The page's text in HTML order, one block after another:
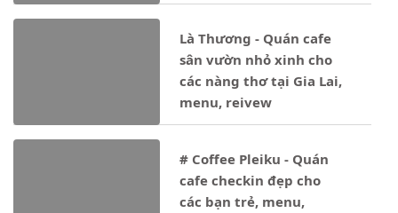
Là Thương - Quán cafe
sân vườn nhỏ xinh cho
các nàng thơ tại Gia Lai,
menu, reivew
# Coffee Pleiku - Quán
cafe checkin đẹp cho
các bạn trẻ, menu,